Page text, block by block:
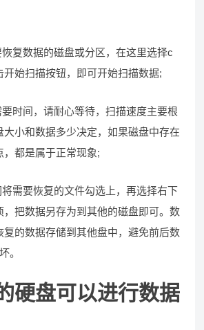
复数据的磁盘或分区，在这里选择c
开始扫描按钮，即可开始扫描数据;
时间，请耐心等待，扫描速度主要根
大小和数据多少决定，如果磁盘中存在
都是属于正常现象;
需要恢复的文件勾选上，再选择右下
，把数据另存为到其他的磁盘即可。数
复的数据存储到其他盘中，避免前后数
。
硬盘可以进行数据